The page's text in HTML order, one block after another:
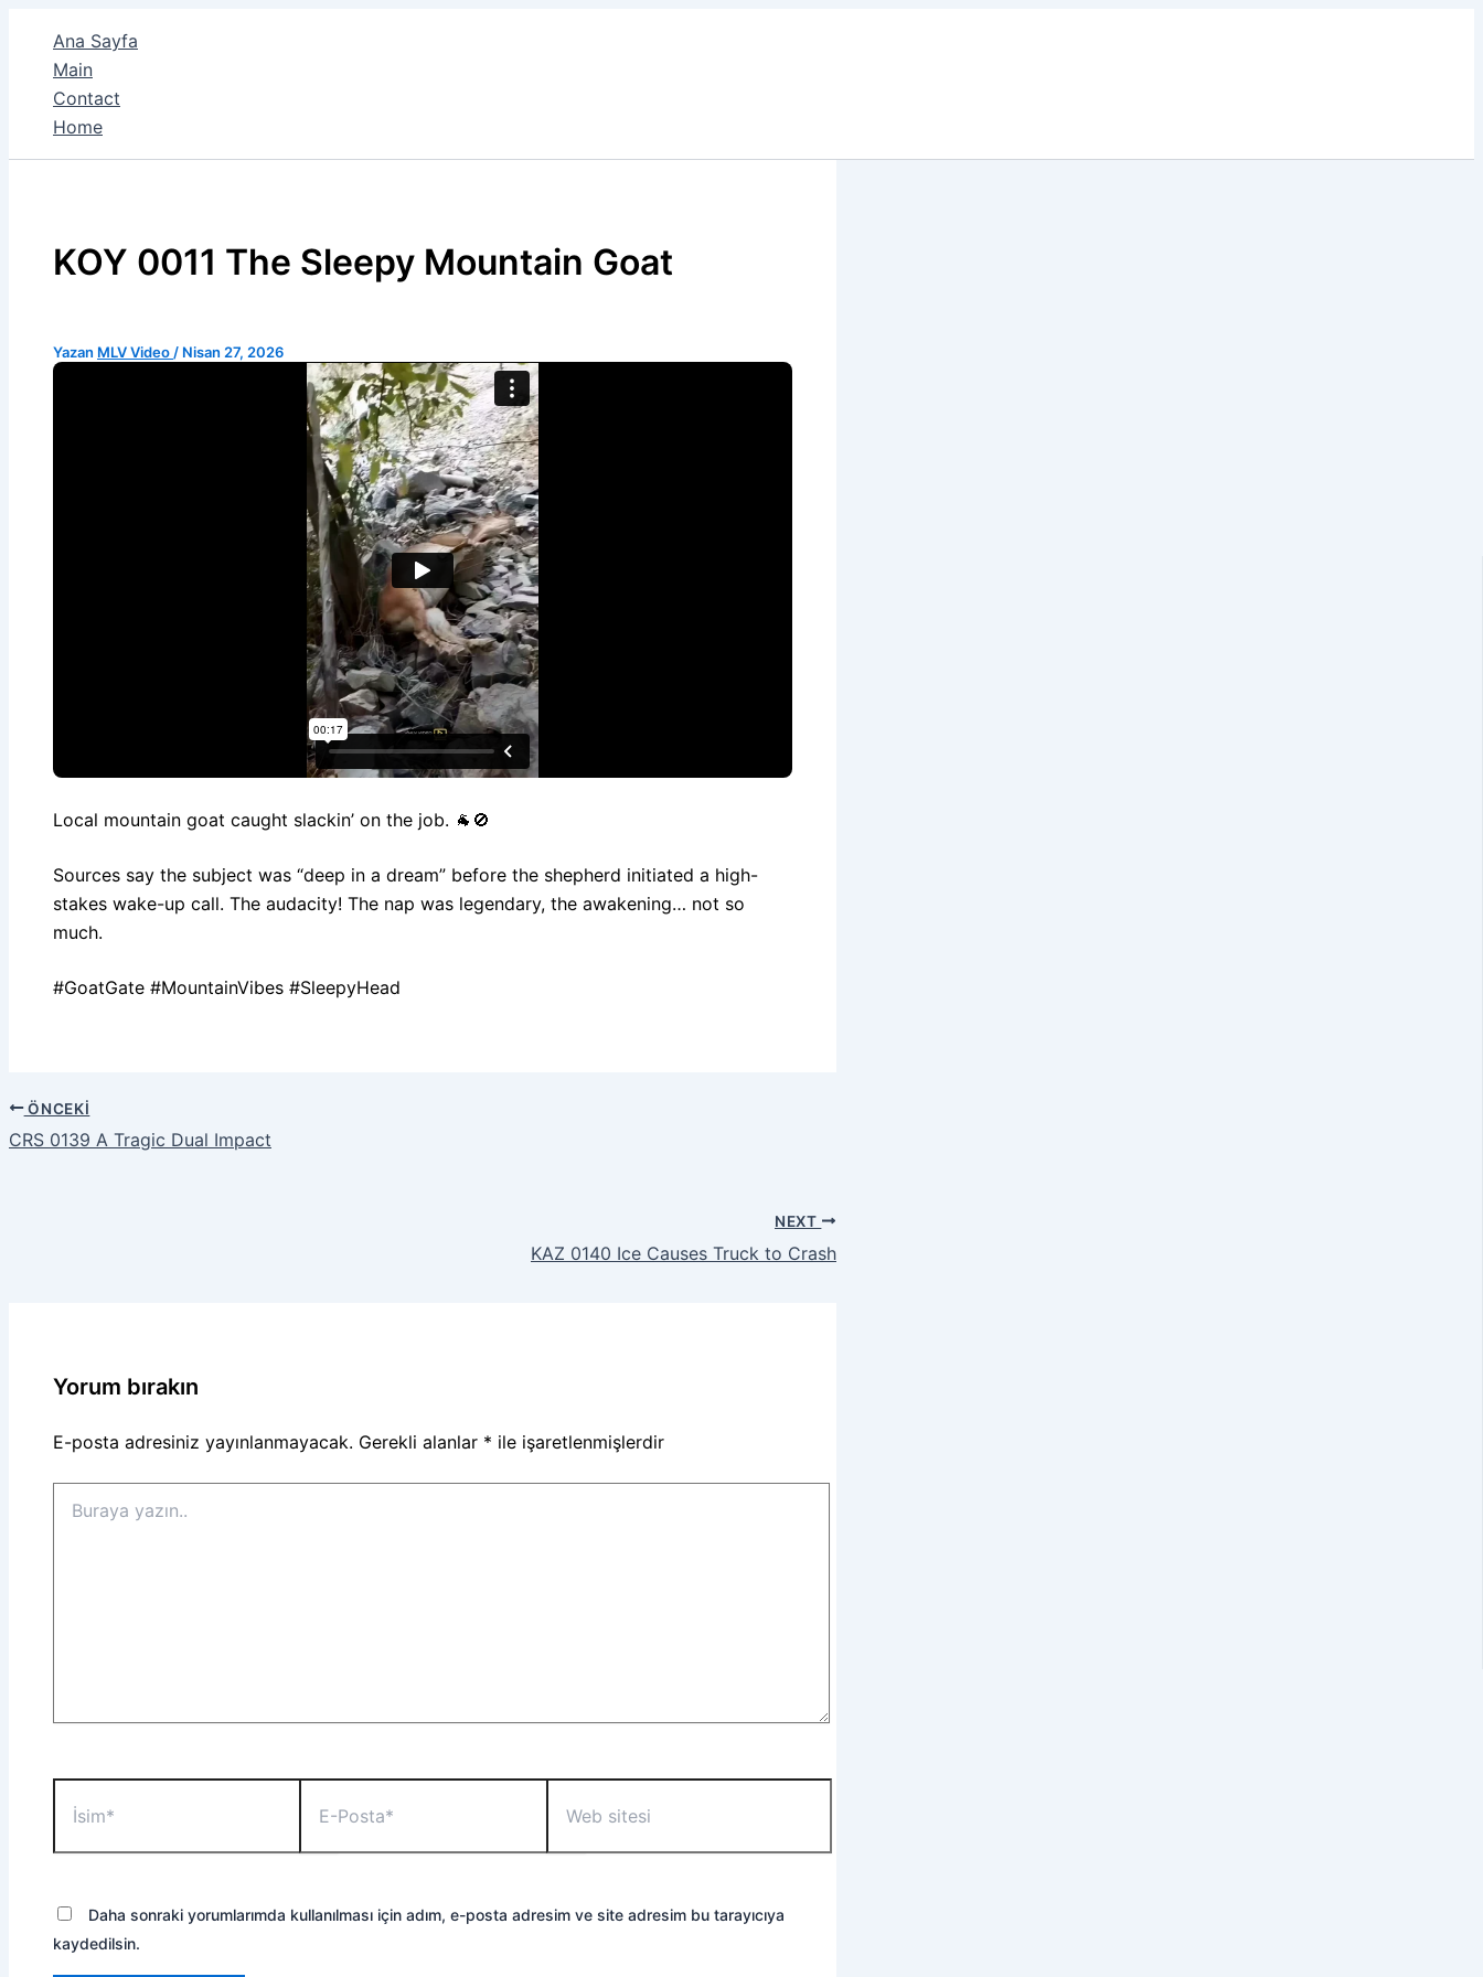
Ana Sayfa
Main
Contact
Home
KOY 0011 The Sleepy Mountain Goat
Yazan MLV Video / Nisan 27, 2026
Local mountain goat caught slackin’ on the job. 🐐🚫
Sources say the subject was “deep in a dream” before the shepherd initiated a high-
stakes wake-up call. The audacity! The nap was legendary, the awakening… not so
much.
#GoatGate #MountainVibes #SleepyHead
ÖNCEKI
CRS 0139 A Tragic Dual Impact
NEXT
KAZ 0140 Ice Causes Truck to Crash
Yorum bırakın
E-posta adresiniz yayınlanmayacak. Gerekli alanlar * ile işaretlenmişlerdir
yazın..
Posta*
sitesi
Daha sonraki yorumlarımda kullanılması için adım, e-posta adresim ve site adresim bu tarayıcıya
kaydedilsin.